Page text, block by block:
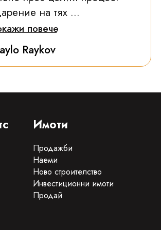
на тях ...
повече
Raykov
Имоти
Продажби
Наеми
Ново строителство
Инвестиционни имоти
Продай